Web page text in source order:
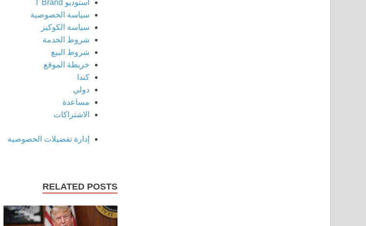
استوديو T Brand
سياسة الخصوصية
سياسة الكوكيز
شروط الخدمة
شروط البيع
خريطة الموقع
كندا
دولي
مساعدة
الاشتراكات
إدارة تفضيلات الخصوصية
RELATED POSTS